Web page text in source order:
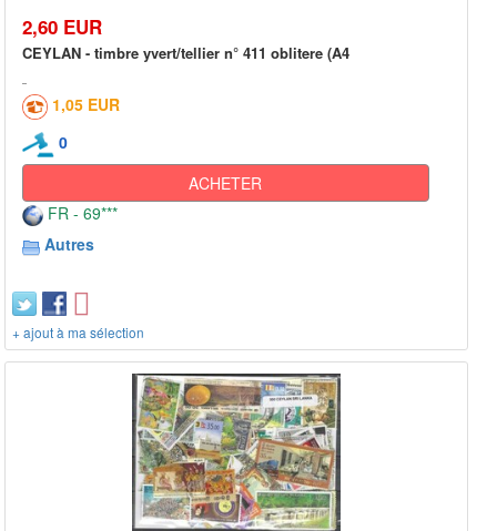
2,60 EUR
CEYLAN - timbre yvert/tellier n° 411 oblitere (A4
1,05 EUR
0
ACHETER
FR - 69***
Autres
+ ajout à ma sélection